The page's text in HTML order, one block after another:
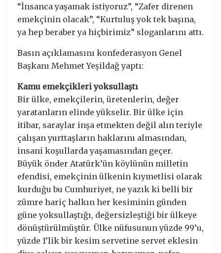
“İnsanca yaşamak istiyoruz”, “Zafer direnen
emekçinin olacak”, “Kurtuluş yok tek başına,
ya hep beraber ya hiçbirimiz” sloganlarını attı.
Basın açıklamasını konfederasyon Genel
Başkanı Mehmet Yeşildağ yaptı:
Kamu emekçikleri yoksullaştı
Bir ülke, emekçilerin, üretenlerin, değer
yaratanların elinde yükselir. Bir ülke için
itibar, saraylar inşa etmekten değil alın teriyle
çalışan yurttaşların haklarını almasından,
insani koşullarda yaşamasından geçer.
Büyük önder Atatürk’ün köylünün milletin
efendisi, emekçinin ülkenin kıymetlisi olarak
kurduğu bu Cumhuriyet, ne yazık ki belli bir
zümre hariç halkın her kesiminin günden
güne yoksullaştığı, değersizleştiği bir ülkeye
dönüştürülmüştür. Ülke nüfusunun yüzde 99’u,
yüzde 1’lik bir kesim servetine servet eklesin